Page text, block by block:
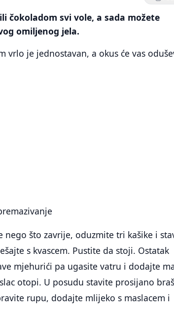
čokoladom svi vole, a sada možete
omiljenog jela.
vrlo je jednostavan, a okus će vas
što zavrije, oduzmite tri kašike i
s kvascem. Pustite da stoji. Ostatak
mjehurići pa ugasite vatru i dodajte
otopi. U posudu stavite prosijano
rupu, dodajte mlijeko s maslacem i